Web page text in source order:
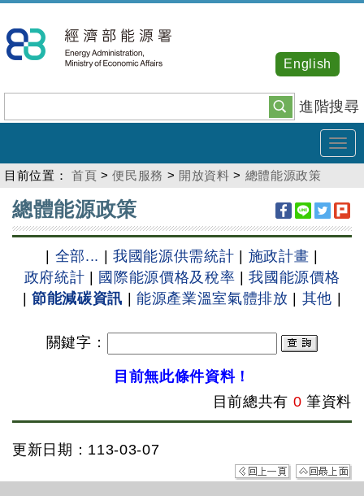
到
主
內
容
進階搜尋
English
目前位置： 首頁 >便民服務 > 開放資料 > 總體能源政策
:::
總體能源政策
全部... |我國能源供需統計 施政計畫
政府統計
國際能源價格及稅率 |我國能源價格
節能減碳資訊 能源產業溫室氣體排放 其他
關鍵字 ：
目前無此條件資料！
目前總共有 0 筆資料
更新日期：113-03-07